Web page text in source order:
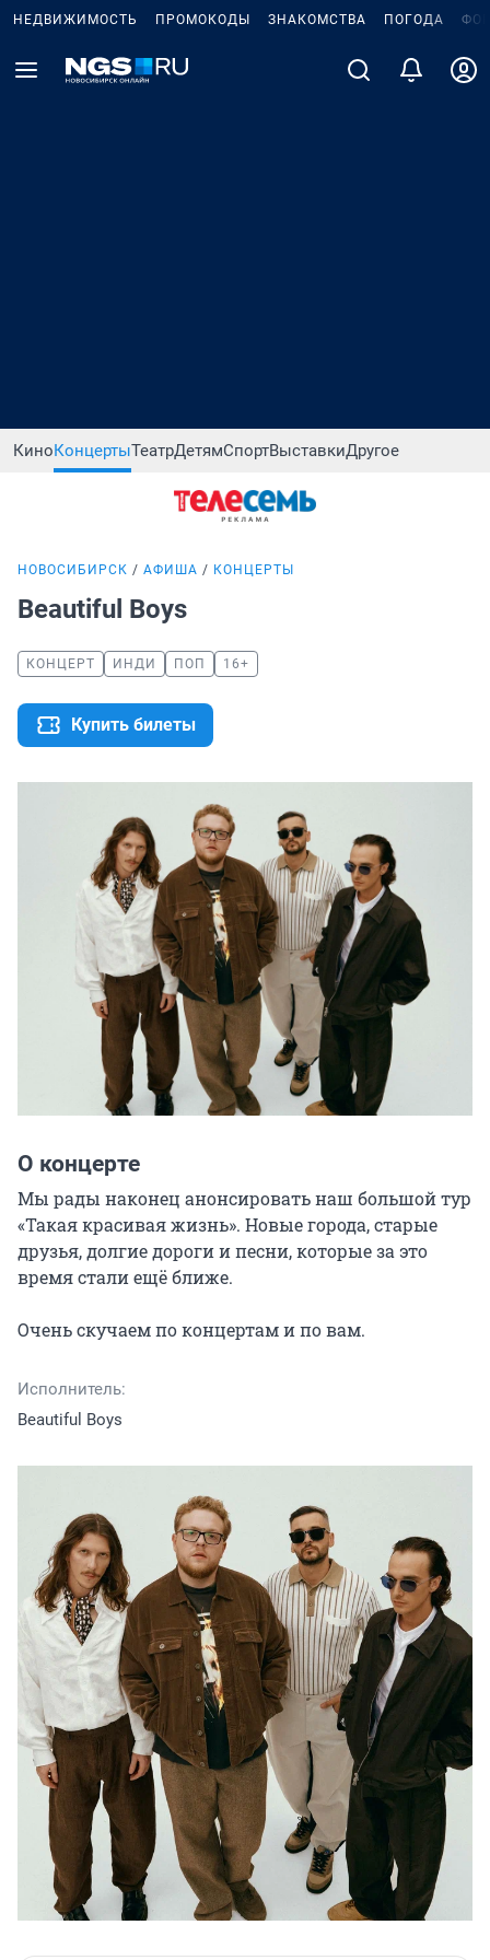
НЕДВИЖИМОСТЬ ПРОМОКОДЫ ЗНАКОМСТВА ПОГОДА
КиноКонцертыТеатрДетямСпортВыставкиДругое
НОВОСИБИРСК АФИША КОНЦЕРТЫ
Beautiful Boys
КОНЦЕРТ ИНДИ ПОП 16+
Купить билеты
О концерте
Мы рады наконец анонсировать наш большой тур
«Такая красивая жизнь». Новые города, старые
друзья, долгие дороги и песни, которые за это
время стали ещё ближе.
Очень скучаем по концертам и по вам.
Исполнитель:
Beautiful Boys